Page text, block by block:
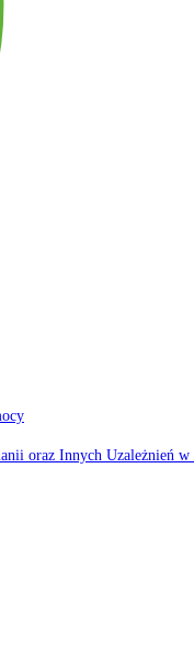
oraz Innych Uzależnień w